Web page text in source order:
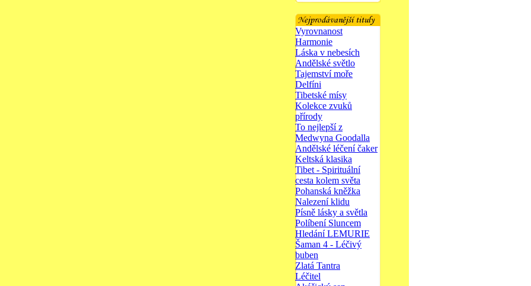
Vyrovnanost
Harmonie
Láska v nebesích
Andělské světlo
Tajemství moře
Delfíni
Tibetské mísy
Kolekce zvuků
přírody
To nejlepší z
Medwyna Goodalla
Andělské léčení čaker
Keltská klasika
Tibet - Spirituální
cesta kolem světa
Pohanská kněžka
Nalezení klidu
Písně lásky a světla
Políbení Sluncem
Hledání LEMURIE
Šaman 4 - Léčivý
buben
Zlatá Tantra
Léčitel